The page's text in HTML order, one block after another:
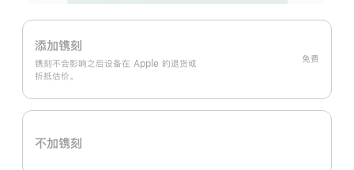
添加镌刻
镌刻不会影响之后设备在 Apple 的退货或
折抵估价。
免费
不加镌刻